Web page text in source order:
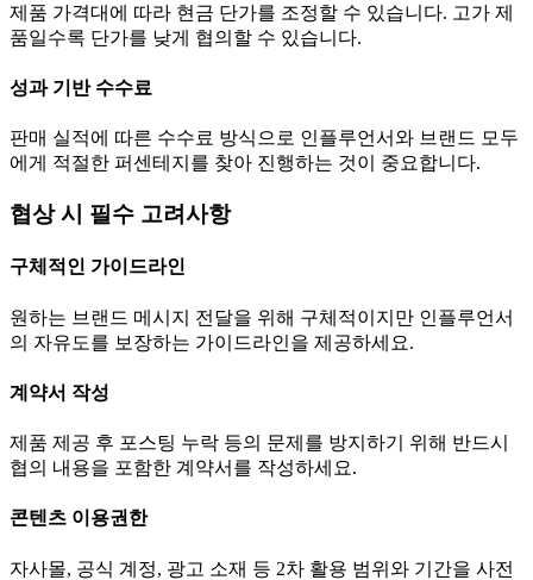
제품 가격대에 따라 현금 단가를 조정할 수 있습니다. 고가 제
품일수록 단가를 낮게 협의할 수 있습니다.
성과 기반 수수료
판매 실적에 따른 수수료 방식으로 인플루언서와 브랜드 모두
에게 적절한 퍼센테지를 찾아 진행하는 것이 중요합니다.
협상 시 필수 고려사항
구체적인 가이드라인
원하는 브랜드 메시지 전달을 위해 구체적이지만 인플루언서
의 자유도를 보장하는 가이드라인을 제공하세요.
계약서 작성
제품 제공 후 포스팅 누락 등의 문제를 방지하기 위해 반드시
협의 내용을 포함한 계약서를 작성하세요.
콘텐츠 이용권한
자사몰, 공식 계정, 광고 소재 등 2차 활용 범위와 기간을 사전